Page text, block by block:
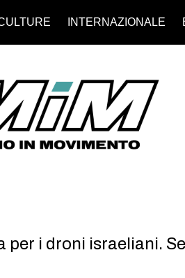
INTERNAZIONALE
per i droni israeliani.